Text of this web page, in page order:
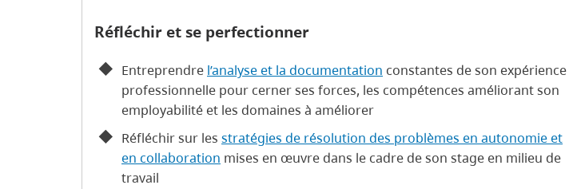
Réfléchir et se perfectionner
Entreprendre l’analyse et la documentation constantes de son expérience
professionnelle pour cerner ses forces, les compétences améliorant son
employabilité et les domaines à améliorer
Réfléchir sur les stratégies de résolution des problèmes en autonomie et
en collaboration mises en œuvre dans le cadre de son stage en milieu de
travail